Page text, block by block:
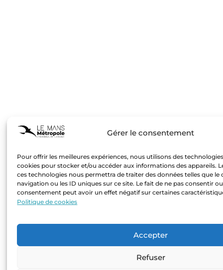
Gérer le consentement
Pour offrir les meilleures expériences, nous utilisons des
cookies pour stocker et/ou accéder aux informations des appareils.
ces technologies nous permettra de traiter des données telles que
navigation ou les ID uniques sur ce site. Le fait de ne pas consentir
consentement peut avoir un effet négatif sur certaines
Politique de cookies
Accepter
Refuser